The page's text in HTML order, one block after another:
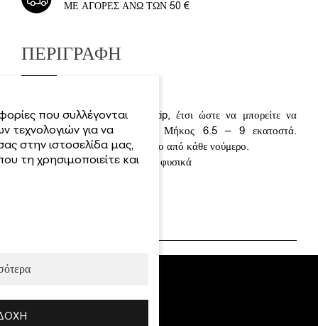
ΜΕ ΑΓΟΡΈΣ ΆΝΩ ΤΩΝ 50 €
ΠΕΡΙΓΡΑΦΉ
Extra long Stiletto Nail Art tip, έτσι ώστε να μπορείτε να
επιδεικνύετε τα σχέδιά σας. Μήκος 6.5 – 9 εκατοστά.
Συσκευασία: 12 τμχ. – 1 τεμάχιο από κάθε νούμερο.
Διαθέσιμα χρώματα: διάφανα – φυσικά
που συλλέγονται
τεχνολογιών για να
στην ιστοσελίδα μας,
τη χρησιμοποιείτε και